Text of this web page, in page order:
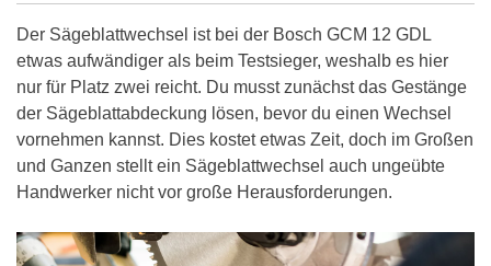
Der Sägeblattwechsel ist bei der Bosch GCM 12 GDL
etwas aufwändiger als beim Testsieger, weshalb es hier
nur für Platz zwei reicht. Du musst zunächst das Gestänge
der Sägeblattabdeckung lösen, bevor du einen Wechsel
vornehmen kannst. Dies kostet etwas Zeit, doch im Großen
und Ganzen stellt ein Sägeblattwechsel auch ungeübte
Handwerker nicht vor große Herausforderungen.